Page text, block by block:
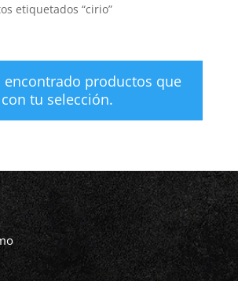
etiquetados “cirio”
encontrado productos que
tu selección.